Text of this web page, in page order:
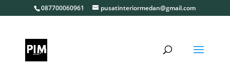
087700060961 pusatinteriormedan@gmail.com